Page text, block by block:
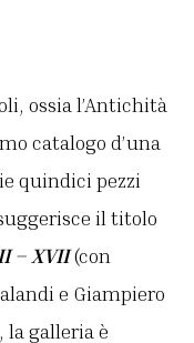
ossia l’Antichità
catalogo d’una
quindici pezzi
il titolo
– XVII (con
e Giampiero
la galleria è